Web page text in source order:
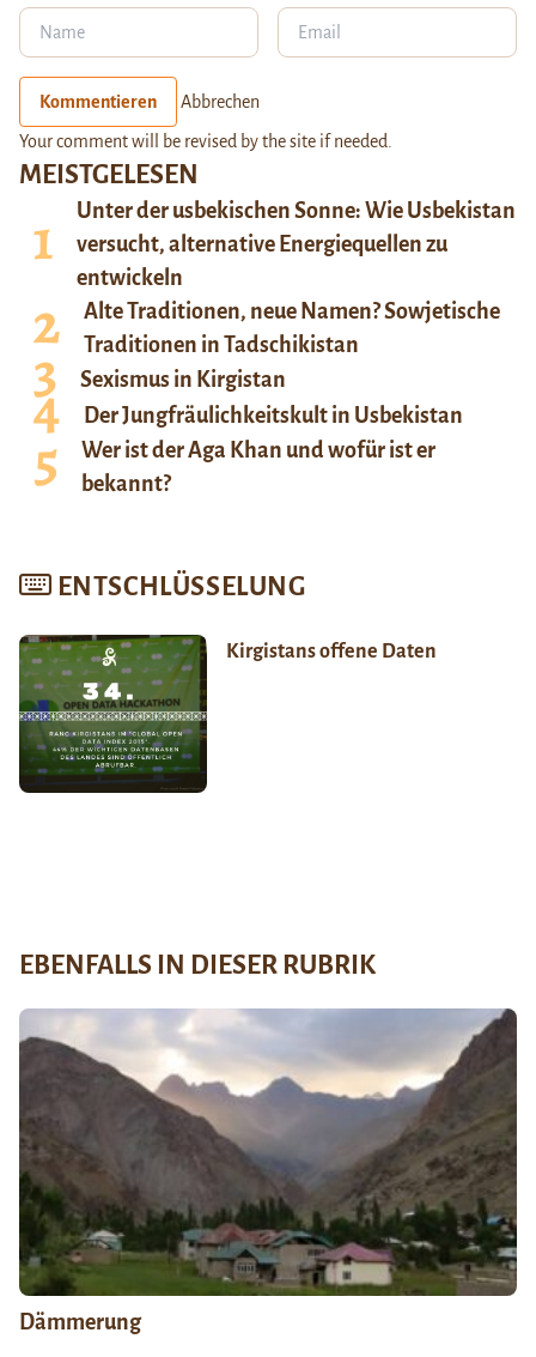
MEISTGELESEN
Unter der usbekischen Sonne: Wie Usbekistan
versucht, alternative Energiequellen zu
entwickeln
Alte Traditionen, neue Namen? Sowjetische
Traditionen in Tadschikistan
Sexismus in Kirgistan
Der Jungfräulichkeitskult in Usbekistan
Wer ist der Aga Khan und wofür ist er
bekannt?
ENTSCHLÜSSELUNG
Kirgistans offene Daten
Kommentieren Abbrechen
Your comment will be revised by the site if needed.
EBENFALLS IN DIESER RUBRIK
Dämmerung